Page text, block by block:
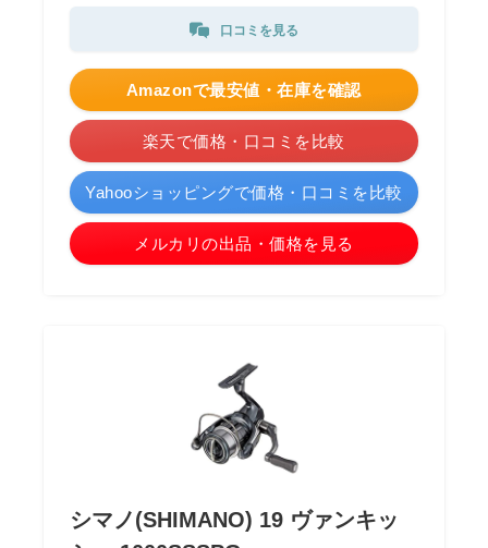
口コミを見る
Amazonで最安値・在庫を確認
楽天で価格・口コミを比較
Yahooショッピングで価格・口コミを比較
メルカリの出品・価格を見る
シマノ(SHIMANO) 19 ヴァンキッ